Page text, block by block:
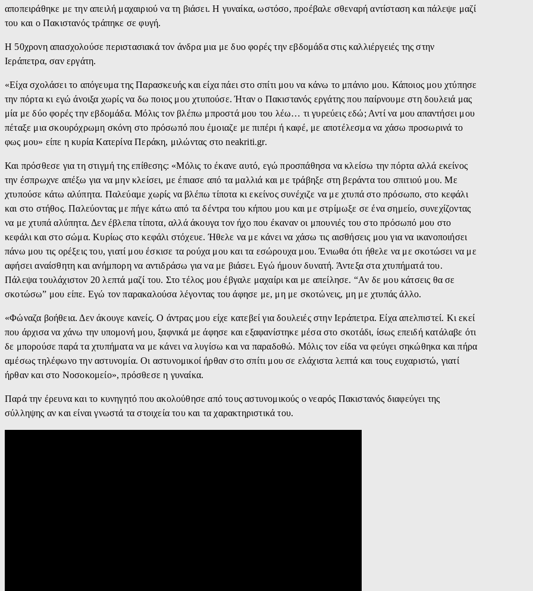
αποπειράθηκε με την απειλή μαχαιριού να τη βιάσει. Η γυναίκα, ωστόσο, προέβαλε σθεναρή αντίσταση και πάλεψε μαζί
του και ο Πακιστανός τράπηκε σε φυγή.
Η 50χρονη απασχολούσε περιστασιακά τον άνδρα μια με δυο φορές την εβδομάδα στις καλλιέργειές της στην
Ιεράπετρα, σαν εργάτη.
«Είχα σχολάσει το απόγευμα της Παρασκευής και είχα πάει στο σπίτι μου να κάνω το μπάνιο μου. Κάποιος μου χτύπησε
την πόρτα κι εγώ άνοιξα χωρίς να δω ποιος μου χτυπούσε. Ήταν ο Πακιστανός εργάτης που παίρνουμε στη δουλειά μας
μία με δύο φορές την εβδομάδα. Μόλις τον βλέπω μπροστά μου του λέω… τι γυρεύεις εδώ; Αντί να μου απαντήσει μου
πέταξε μια σκουρόχρωμη σκόνη στο πρόσωπό που έμοιαζε με πιπέρι ή καφέ, με αποτέλεσμα να χάσω προσωρινά το
φως μου» είπε η κυρία Κατερίνα Περάκη, μιλώντας στο neakriti.gr.
Και πρόσθεσε για τη στιγμή της επίθεσης: «Μόλις το έκανε αυτό, εγώ προσπάθησα να κλείσω την πόρτα αλλά εκείνος
την έσπρωχνε απέξω για να μην κλείσει, με έπιασε από τα μαλλιά και με τράβηξε στη βεράντα του σπιτιού μου. Με
χτυπούσε κάτω αλύπητα. Παλεύαμε χωρίς να βλέπω τίποτα κι εκείνος συνέχιζε να με χτυπά στο πρόσωπο, στο κεφάλι
και στο στήθος. Παλεύοντας με πήγε κάτω από τα δέντρα του κήπου μου και με στρίμωξε σε ένα σημείο, συνεχίζοντας
να με χτυπά αλύπητα. Δεν έβλεπα τίποτα, αλλά άκουγα τον ήχο που έκαναν οι μπουνιές του στο πρόσωπό μου στο
κεφάλι και στο σώμα. Κυρίως στο κεφάλι στόχευε. Ήθελε να με κάνει να χάσω τις αισθήσεις μου για να ικανοποιήσει
πάνω μου τις ορέξεις του, γιατί μου έσκισε τα ρούχα μου και τα εσώρουχα μου. Ένιωθα ότι ήθελε να με σκοτώσει να με
αφήσει αναίσθητη και ανήμπορη να αντιδράσω για να με βιάσει. Εγώ ήμουν δυνατή. Άντεξα στα χτυπήματά του.
Πάλεψα τουλάχιστον 20 λεπτά μαζί του. Στο τέλος μου έβγαλε μαχαίρι και με απείλησε. “Αν δε μου κάτσεις θα σε
σκοτώσω” μου είπε. Εγώ τον παρακαλούσα λέγοντας του άφησε με, μη με σκοτώνεις, μη με χτυπάς άλλο.
«Φώναζα βοήθεια. Δεν άκουγε κανείς. Ο άντρας μου είχε κατεβεί για δουλειές στην Ιεράπετρα. Είχα απελπιστεί. Κι εκεί
που άρχισα να χάνω την υπομονή μου, ξαφνικά με άφησε και εξαφανίστηκε μέσα στο σκοτάδι, ίσως επειδή κατάλαβε ότι
δε μπορούσε παρά τα χτυπήματα να με κάνει να λυγίσω και να παραδοθώ. Μόλις τον είδα να φεύγει σηκώθηκα και πήρα
αμέσως τηλέφωνο την αστυνομία. Οι αστυνομικοί ήρθαν στο σπίτι μου σε ελάχιστα λεπτά και τους ευχαριστώ, γιατί
ήρθαν και στο Νοσοκομείο», πρόσθεσε η γυναίκα.
Παρά την έρευνα και το κυνηγητό που ακολούθησε από τους αστυνομικούς ο νεαρός Πακιστανός διαφεύγει της
σύλληψης αν και είναι γνωστά τα στοιχεία του και τα χαρακτηριστικά του.